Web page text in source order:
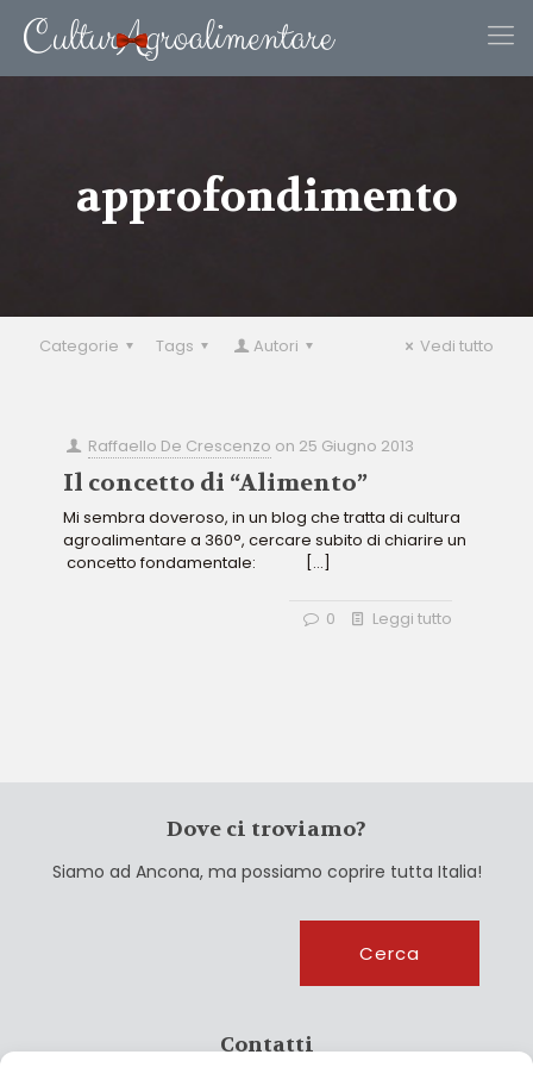
approfondimento
Categorie Tags Autori Vedi tutto
Raffaello De Crescenzo on 25 Giugno 2013
Il concetto di “Alimento”
Mi sembra doveroso, in un blog che tratta di cultura
agroalimentare a 360°, cercare subito di chiarire un
concetto fondamentale:
[…]
0 Leggi tutto
Dove ci troviamo?
Siamo ad Ancona, ma possiamo coprire tutta Italia!
Cerca
Contatti